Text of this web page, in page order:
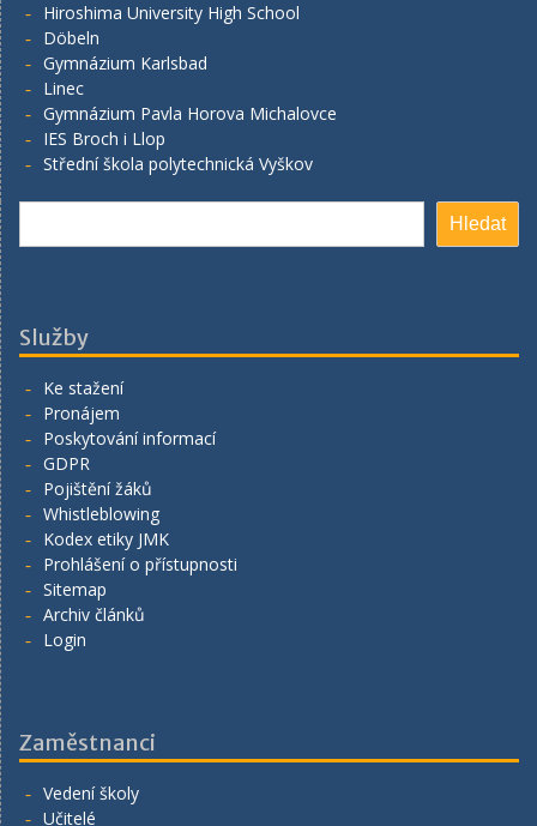
Hiroshima University High School
Döbeln
Gymnázium Karlsbad
Linec
Gymnázium Pavla Horova Michalovce
IES Broch i Llop
Střední škola polytechnická Vyškov
Hledat
Služby
Ke stažení
Pronájem
Poskytování informací
GDPR
Pojištění žáků
Whistleblowing
Kodex etiky JMK
Prohlášení o přístupnosti
Sitemap
Archiv článků
Login
Zaměstnanci
Vedení školy
Učitelé